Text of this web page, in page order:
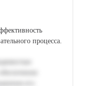
процесса.